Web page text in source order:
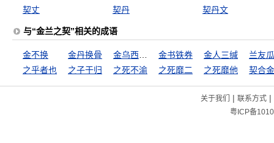
契丈
契丹 契丹文
与“金兰之契”相关的成语
金不换 金丹换骨 金书铁券 金人三缄
兰友
之乎者也
之子于归 之死不渝 之死靡二 之死靡他 契合
关于我们 | 联系方式|
粤ICP备